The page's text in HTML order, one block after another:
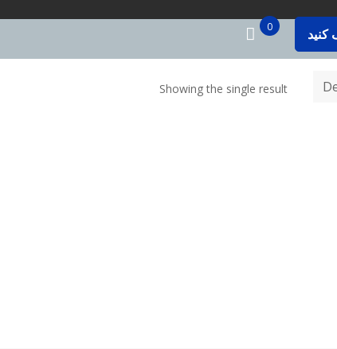
0
Showing the single result